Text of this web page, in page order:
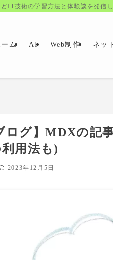
IT技術の学習方法と体験談を発信
ーム AI Web制作 ネッ
ログ】MDXの記
用法も)
2023年12月5日